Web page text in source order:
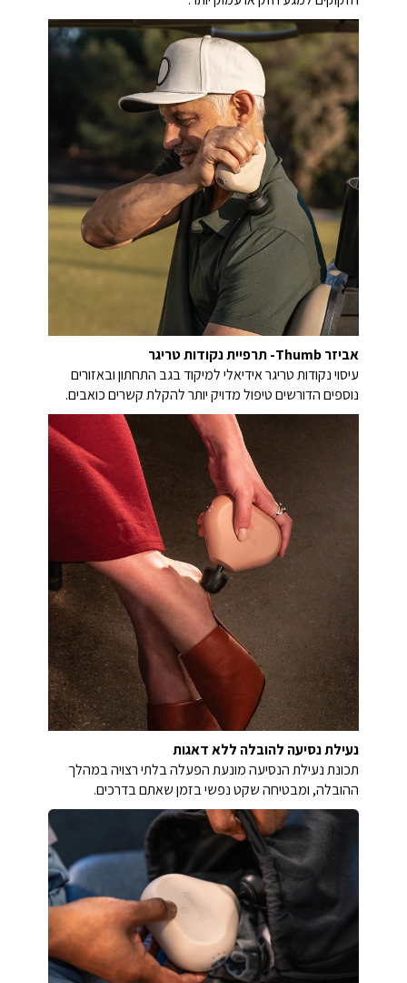
אביזר Thumb- תרפיית נקודות טריגר
עיסוי נקודות טריגר אידיאלי למיקוד בגב התחתון ובאזורים
נוספים הדורשים טיפול מדויק יותר להקלת קשרים כואבים.
נעילת נסיעה להובלה ללא דאגות
תכונת נעילת הנסיעה מונעת הפעלה בלתי רצויה במהלך
ההובלה, ומבטיחה שקט נפשי בזמן שאתם בדרכים.